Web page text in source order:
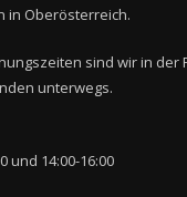
in Oberösterreich.
sind wir in der
unterwegs.
und 14:00-16:00